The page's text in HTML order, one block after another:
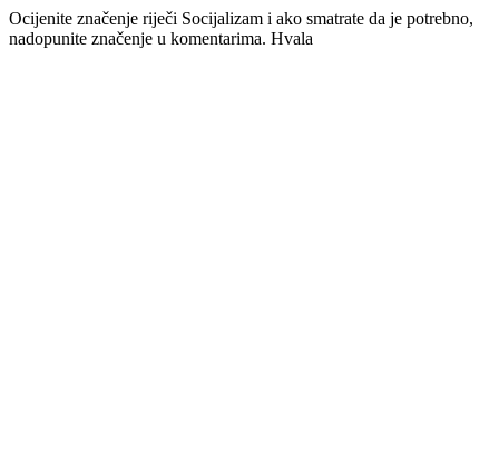
Ocijenite značenje riječi Socijalizam i ako smatrate da je potrebno,
nadopunite značenje u komentarima. Hvala